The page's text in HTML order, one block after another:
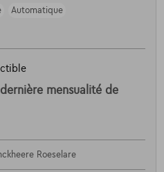
Automatique
mensualité de
Roeselare